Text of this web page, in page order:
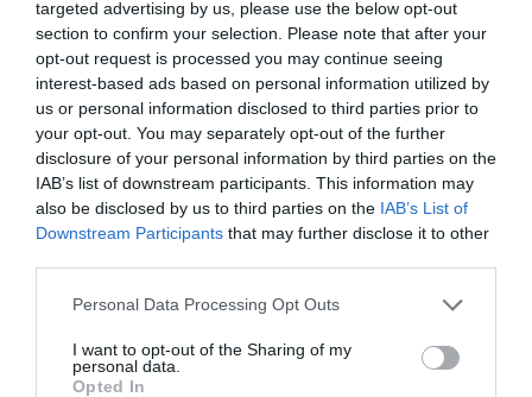
targeted advertising by us, please use the below opt-out
section to confirm your selection. Please note that after your
opt-out request is processed you may continue seeing
interest-based ads based on personal information utilized by
us or personal information disclosed to third parties prior to
your opt-out. You may separately opt-out of the further
disclosure of your personal information by third parties on the
IAB’s list of downstream participants. This information may
also be disclosed by us to third parties on the IAB’s List of
Downstream Participants that may further disclose it to other
Personal Data Processing Opt Outs
I want to opt-out of the Sharing of my
personal data.
Opted In